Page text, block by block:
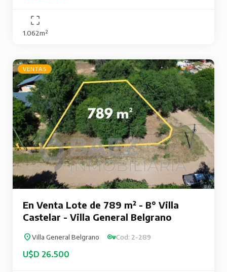
1.062m²
VENTAS
En Venta Lote de 789 m² - B° Villa
Castelar - Villa General Belgrano
Villa General Belgrano Cod: 2-289
U$D 26.500